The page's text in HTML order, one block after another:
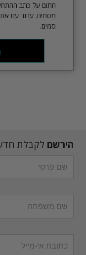
חתום על כתב
מסמים. עבוד עם
סמים.
הירשם לקבלת